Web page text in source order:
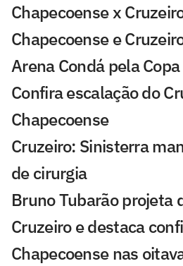
Chapecoense x
Chapecoense e
Arena Condá pela
Confira escalação do
Chapecoense
Cruzeiro: Sinisterra
de cirurgia
Bruno Tubarão projeta
Cruzeiro e destaca
Chapecoense nas